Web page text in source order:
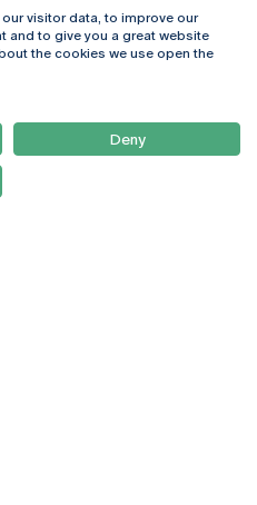
Campus Online
Webmail
Como Chegar
Newsletter
visitor data, to improve our
and to give you a great website
the cookies we use open the
Deny